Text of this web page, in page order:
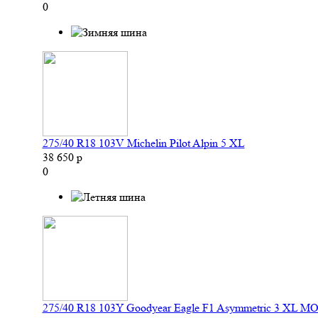
0
275/40 R18 103V Michelin Pilot Alpin 5 XL
38 650 р
0
275/40 R18 103Y Goodyear Eagle F1 Asymmetric 3 XL